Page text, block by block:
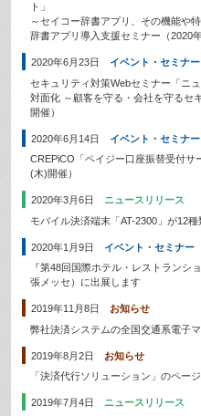
ト」
～セイコー辞書アプリ、その機能や
辞書アプリ導入支援セミナー（2020
2020年6月23日
イベント・セミナー
セキュリティ対策Webセミナー「ニ
対面化 ～顧客を守る・会社を守るセ
開催）
2020年6月14日
イベント・セミナー
CREPiCO「ペイジー口座振替受付サ
(木)開催）
2020年3月6日
ニュースリリース
モバイル決済端末「AT-2300」が12
2020年1月9日
イベント・セミナー
『第48回国際ホテル・レストランシ
張メッセ）に出展します
2019年11月8日
お知らせ
弊社決済システムの全国交通系電子
2019年8月2日
お知らせ
「決済代行ソリューション」のペー
2019年7月4日
ニュースリリース